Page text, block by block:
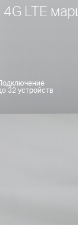
LTE
32 устройств